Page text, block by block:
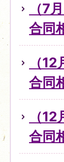
（7
合同
（
合同
（
合同